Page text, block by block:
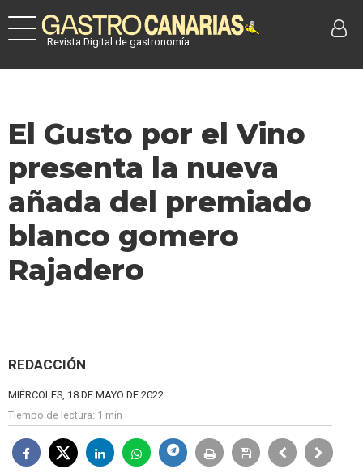
Revista Digital de gastronomía
El Gusto por el Vino
presenta la nueva
añada del premiado
blanco gomero
Rajadero
REDACCIÓN
MIÉRCOLES, 18 DE MAYO DE 2022
Tiempo de lectura: 1 min